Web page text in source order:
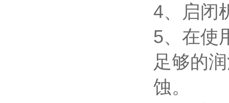
4、启闭
5、在使
足够的
蚀。